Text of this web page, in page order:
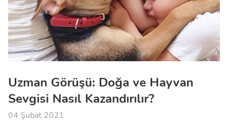
Uzman Görüşü: Doğa ve Hayvan
Sevgisi Nasıl Kazandırılır?
04 Şubat 2021